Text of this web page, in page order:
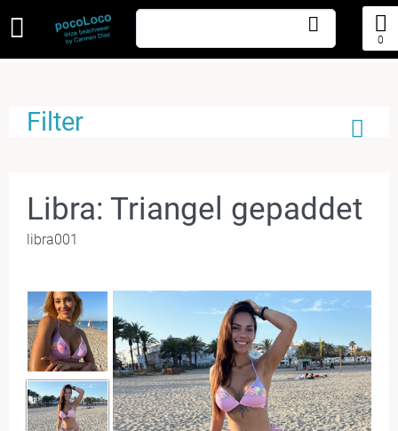
0
Filter
Libra: Triangel gepaddet
libra001